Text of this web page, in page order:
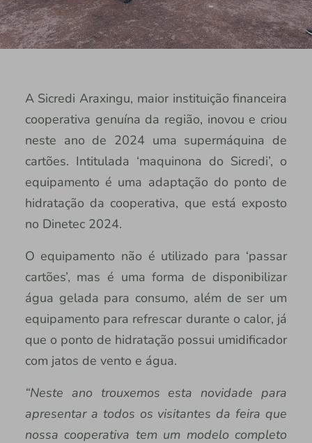
A Sicredi Araxingu, maior instituição financeira
cooperativa genuína da região, inovou e criou
neste ano de 2024 uma supermáquina de
cartões. Intitulada ‘maquinona do Sicredi’, o
equipamento é uma adaptação do ponto de
hidratação da cooperativa, que está exposto
no Dinetec 2024.
O equipamento não é utilizado para ‘passar
cartões’, mas é uma forma de disponibilizar
água gelada para consumo, além de ser um
equipamento para refrescar durante o calor, já
que o ponto de hidratação possui umidificador
com jatos de vento e água.
“Neste ano trouxemos esta novidade para
apresentar a todos os visitantes da feira que
nossa cooperativa tem um modelo completo